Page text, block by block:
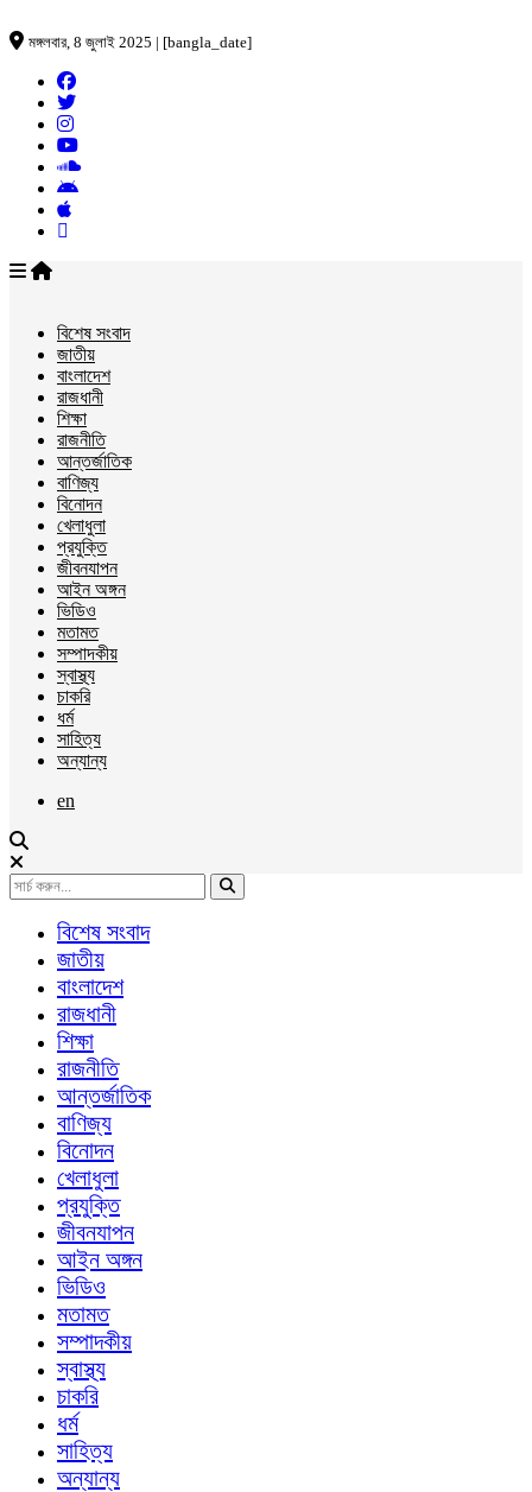
মঙ্গলবার, 8 জুলাই 2025 | [bangla_date]
বিশেষ সংবাদ
জাতীয়
বাংলাদেশ
রাজধানী
শিক্ষা
রাজনীতি
আন্তর্জাতিক
বাণিজ্য
বিনোদন
খেলাধুলা
প্রযুক্তি
জীবনযাপন
আইন অঙ্গন
ভিডিও
মতামত
সম্পাদকীয়
স্বাস্থ্য
চাকরি
ধর্ম
সাহিত্য
অন্যান্য
en
বিশেষ সংবাদ
জাতীয়
বাংলাদেশ
রাজধানী
শিক্ষা
রাজনীতি
আন্তর্জাতিক
বাণিজ্য
বিনোদন
খেলাধুলা
প্রযুক্তি
জীবনযাপন
আইন অঙ্গন
ভিডিও
মতামত
সম্পাদকীয়
স্বাস্থ্য
চাকরি
ধর্ম
সাহিত্য
অন্যান্য